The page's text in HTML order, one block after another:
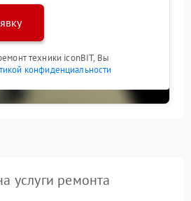
техники iconBIT, Вы
конфиденциальности
услуги ремонта